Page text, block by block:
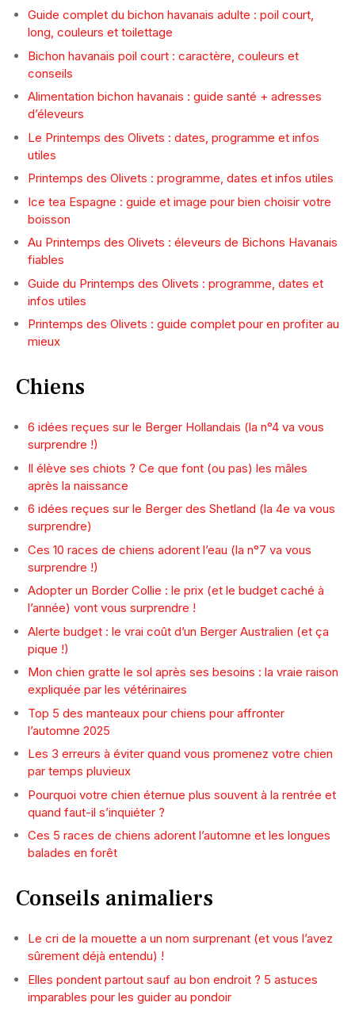
Guide complet du bichon havanais adulte : poil court,
long, couleurs et toilettage
Bichon havanais poil court : caractère, couleurs et
conseils
Alimentation bichon havanais : guide santé + adresses
d’éleveurs
Le Printemps des Olivets : dates, programme et infos
utiles
Printemps des Olivets : programme, dates et infos utiles
Ice tea Espagne : guide et image pour bien choisir votre
boisson
Au Printemps des Olivets : éleveurs de Bichons Havanais
fiables
Guide du Printemps des Olivets : programme, dates et
infos utiles
Printemps des Olivets : guide complet pour en profiter au
mieux
Chiens
6 idées reçues sur le Berger Hollandais (la n°4 va vous
surprendre !)
Il élève ses chiots ? Ce que font (ou pas) les mâles
après la naissance
6 idées reçues sur le Berger des Shetland (la 4e va vous
surprendre)
Ces 10 races de chiens adorent l’eau (la n°7 va vous
surprendre !)
Adopter un Border Collie : le prix (et le budget caché à
l’année) vont vous surprendre !
Alerte budget : le vrai coût d’un Berger Australien (et ça
pique !)
Mon chien gratte le sol après ses besoins : la vraie raison
expliquée par les vétérinaires
Top 5 des manteaux pour chiens pour affronter
l’automne 2025
Les 3 erreurs à éviter quand vous promenez votre chien
par temps pluvieux
Pourquoi votre chien éternue plus souvent à la rentrée et
quand faut-il s’inquiéter ?
Ces 5 races de chiens adorent l’automne et les longues
balades en forêt
Conseils animaliers
Le cri de la mouette a un nom surprenant (et vous l’avez
sûrement déjà entendu) !
Elles pondent partout sauf au bon endroit ? 5 astuces
imparables pour les guider au pondoir